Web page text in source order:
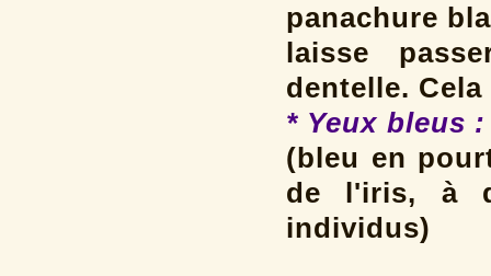
panachure
laisse
dentelle.
* Yeux bleus :
(bleu en
de l'iris, à
individus)